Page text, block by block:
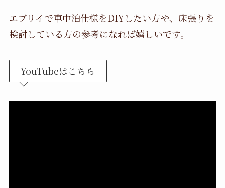
エブリイで車中泊仕様をDIYしたい方や、床張りを
検討している方の参考になれば嬉しいです。
YouTubeはこちら